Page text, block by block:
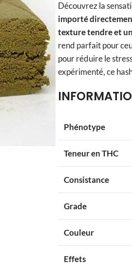
Découvrez la
importé
texture tendre et
rend parfait pour
pour réduire le
expérimenté, ce
Phénotype
Teneur en THC
Consistance
Grade
Couleur
Effets